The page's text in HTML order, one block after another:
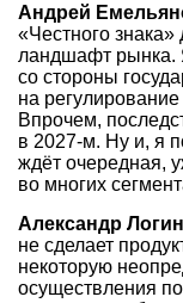
Андрей
«Честного знака»
ландшафт рынка.
со стороны
на
Впрочем,
в 2027-м. Ну и, я
ждёт очередная,
во многих
Александр
не сделает
некоторую
осуществления